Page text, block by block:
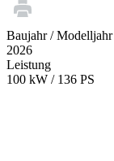
Baujahr / Modelljahr
2026
Leistung
100 kW / 136 PS